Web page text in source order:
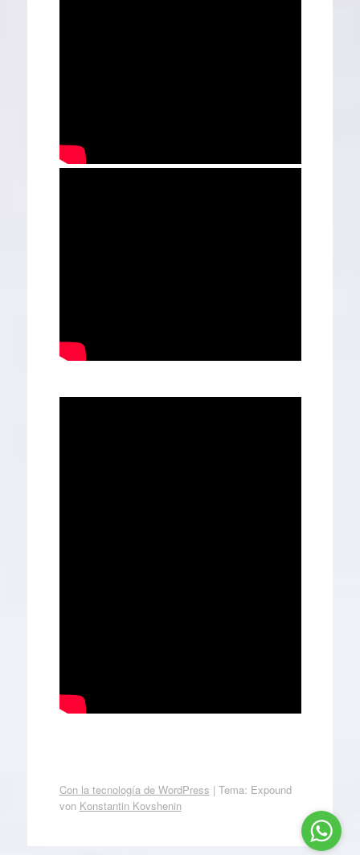
Con la tecnología de WordPress | Tema: Expound
von Konstantin Kovshenin